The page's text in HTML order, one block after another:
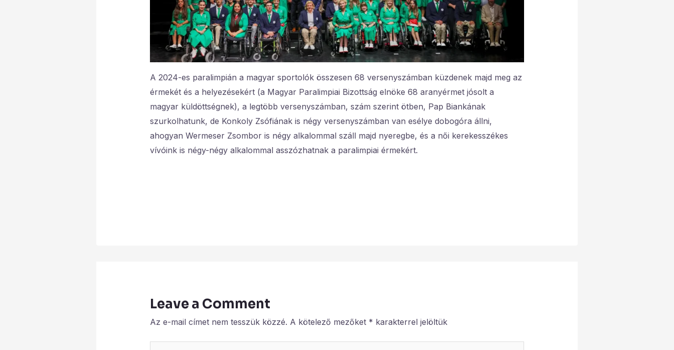
A 2024-es paralimpián a magyar sportolók összesen 68 versenyszámban küzdenek majd meg az
érmekét és a helyezésekért (a Magyar Paralimpiai Bizottság elnöke 68 aranyérmet jósolt a
magyar küldöttségnek), a legtöbb versenyszámban, szám szerint ötben, Pap Biankának
szurkolhatunk, de Konkoly Zsófiának is négy versenyszámban van esélye dobogóra állni,
ahogyan Wermeser Zsombor is négy alkalommal száll majd nyeregbe, és a női kerekesszékes
vívóink is négy-négy alkalommal asszózhatnak a paralimpiai érmekért.
Leave a Comment
Az e-mail címet nem tesszük közzé. A kötelező mezőket * karakterrel jelöltük